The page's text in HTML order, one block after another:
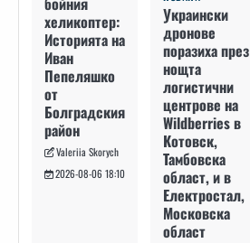
хеликоптер:
Историята на
Иван
Пепеляшко
от
Болградския
район
Valeriia Skorych
2026-08-06 18:10
Украински
дронове
поразиха през
нощта
логистични
центрове на
Wildberries в
Котовск,
Тамбовска
област, и в
Електростал,
Московска
област